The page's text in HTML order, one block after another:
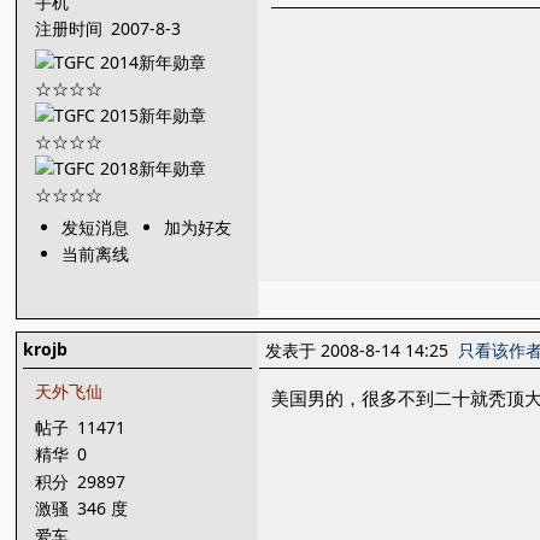
注册时间 2007-8-3
发短消息
加为好友
当前离线
krojb
天外飞仙
帖子 11471
精华 0
积分 29897
激骚 346 度
爱车
发表于 2008-8-14 14:25 只看该作
美国男的，很多不到二十就秃顶